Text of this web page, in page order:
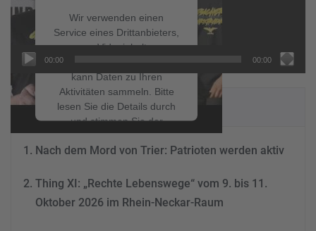
Wir verwenden einen
Service eines Drittanbieters,
um Videoinhalte
einzubetten. Dieser Service
kann Daten zu Ihren
Aktivitäten sammeln. Bitte
lesen Sie die Details durch
und stimmen Sie der
Nutzung des Service zu, um
dieses Video anzusehen.
Mehr Informationen
00:00 00:00
NEUESTE BEITRÄGE
Nach dem Mord von Trier: Patrioten werden aktiv
Thing XI: „Rechte Lebenswege“ vom 9. bis 11.
Oktober 2026 im Rhein-Neckar-Raum